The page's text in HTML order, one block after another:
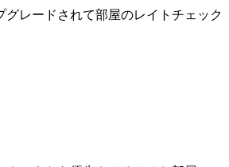
グレードされて部屋のレイトチェック